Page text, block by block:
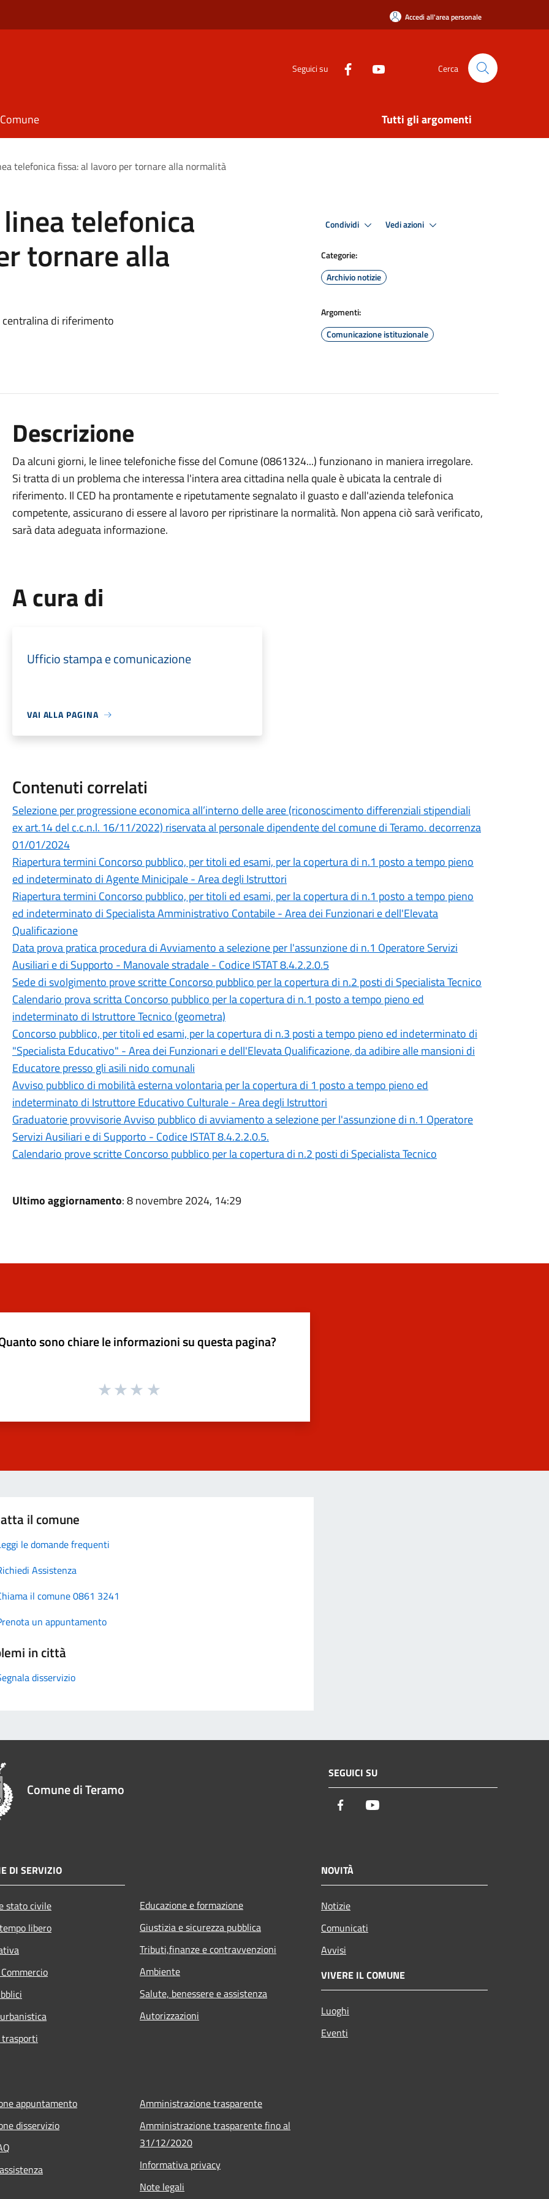
Accedi all'area personale
Seguici su Cerca
Tutti gli argomenti
telefonica fissa: al lavoro per tornare alla normalità
telefonica
tornare alla
di riferimento
Condividi Vedi azioni
Categorie:
Archivio notizie
Argomenti:
Comunicazione istituzionale
Descrizione
Da alcuni giorni, le linee telefoniche fisse del Comune (0861324...) funzionano in maniera irregolare.
Si tratta di un problema che interessa l'intera area cittadina nella quale è ubicata la centrale di
riferimento. Il CED ha prontamente e ripetutamente segnalato il guasto e dall'azienda telefonica
competente, assicurano di essere al lavoro per ripristinare la normalità. Non appena ciò sarà verificato,
sarà data adeguata informazione.
A cura di
Ufficio stampa e comunicazione
VAI ALLA PAGINA
Contenuti correlati
Selezione per progressione economica all’interno delle aree (riconoscimento differenziali stipendiali
ex art.14 del c.c.n.l. 16/11/2022) riservata al personale dipendente del comune di Teramo. decorrenza
01/01/2024
Riapertura termini Concorso pubblico, per titoli ed esami, per la copertura di n.1 posto a tempo pieno
ed indeterminato di Agente Minicipale - Area degli Istruttori
Riapertura termini Concorso pubblico, per titoli ed esami, per la copertura di n.1 posto a tempo pieno
ed indeterminato di Specialista Amministrativo Contabile - Area dei Funzionari e dell'Elevata
Qualificazione
Data prova pratica procedura di Avviamento a selezione per l'assunzione di n.1 Operatore Servizi
Ausiliari e di Supporto - Manovale stradale - Codice ISTAT 8.4.2.2.0.5
Sede di svolgimento prove scritte Concorso pubblico per la copertura di n.2 posti di Specialista Tecnico
Calendario prova scritta Concorso pubblico per la copertura di n.1 posto a tempo pieno ed
indeterminato di Istruttore Tecnico (geometra)
Concorso pubblico, per titoli ed esami, per la copertura di n.3 posti a tempo pieno ed indeterminato di
"Specialista Educativo" - Area dei Funzionari e dell'Elevata Qualificazione, da adibire alle mansioni di
Educatore presso gli asili nido comunali
Avviso pubblico di mobilità esterna volontaria per la copertura di 1 posto a tempo pieno ed
indeterminato di Istruttore Educativo Culturale - Area degli Istruttori
Graduatorie provvisorie Avviso pubblico di avviamento a selezione per l'assunzione di n.1 Operatore
Servizi Ausiliari e di Supporto - Codice ISTAT 8.4.2.2.0.5.
Calendario prove scritte Concorso pubblico per la copertura di n.2 posti di Specialista Tecnico
Ultimo aggiornamento: 8 novembre 2024, 14:29
sono chiare le informazioni su questa pagina?
il comune
le domande frequenti
Assistenza
il comune 0861 3241
un appuntamento
in città
disservizio
Comune di Teramo
SEGUICI SU
Facebook
DI SERVIZIO
stato civile
libero
Educazione e formazione
Giustizia e sicurezza pubblica
Tributi,finanze e contravvenzioni
Ambiente
Salute, benessere e assistenza
Autorizzazioni
NOVITÀ
Notizie
Comunicati
Avvisi
VIVERE IL COMUNE
Luoghi
Eventi
appuntamento
disservizio
Amministrazione trasparente
Amministrazione trasparente fino al
31/12/2020
Informativa privacy
Note legali